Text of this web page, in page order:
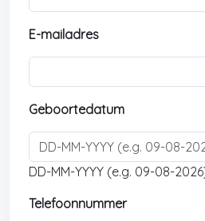
E-mailadres
Geboortedatum
DD-MM-YYYY (e.g. 09-08-
Telefoonnummer